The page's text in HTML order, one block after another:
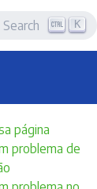
Search K
página
problema de